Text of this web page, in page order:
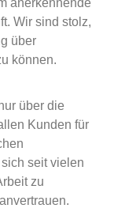
anerkennende
Wir sind stolz,
über
können.
über die
Kunden für
seit vielen
zu